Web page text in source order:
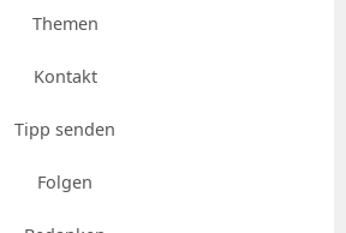
Themen
Kontakt
Tipp senden
Folgen